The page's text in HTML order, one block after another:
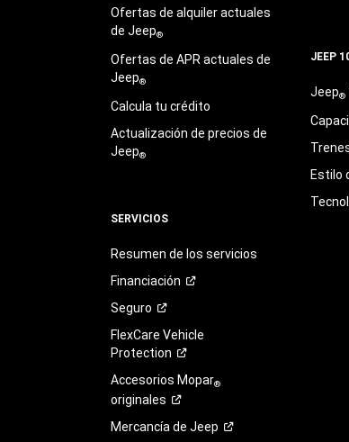
Ofertas de alquiler actuales
de Jeep®
Ofertas de APR actuales de
Jeep®
Calcula tu crédito
Actualización de precios de
Jeep®
SERVICIOS
Resumen de los servicios
Financiación
Seguro
FlexCare Vehicle
Protection
Accesorios Mopar®
originales
Mercancía de Jeep
JEEP
Jeep®
Estilo